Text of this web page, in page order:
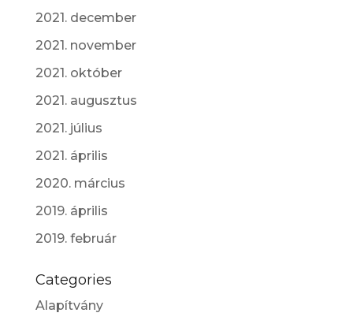
2021. december
2021. november
2021. október
2021. augusztus
2021. július
2021. április
2020. március
2019. április
2019. február
Categories
Alapítvány